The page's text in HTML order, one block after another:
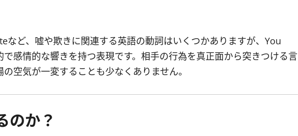
ど、嘘や欺きに関連する英語の動詞はいくつかありますが、You
感情的な響きを持つ表現です。相手の行為を真正面から突きつける言
空気が一変することも少なくありません。
のか？